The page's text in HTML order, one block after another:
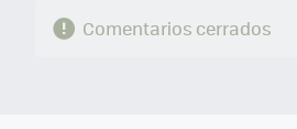
Comentarios cerrados